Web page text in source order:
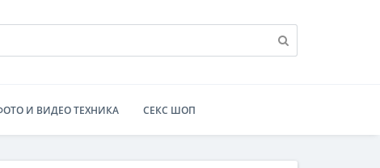
И ВИДЕО ТЕХНИКА СЕКС ШОП